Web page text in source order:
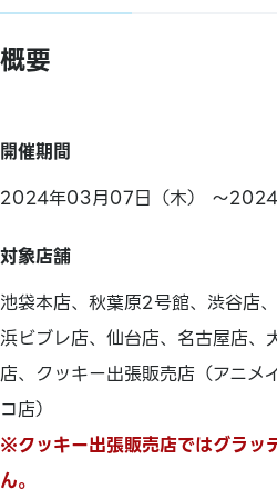
概要
開催期間
2024年03月07日（木） ～2024
対象店舗
池袋本店、秋葉原2号館、渋谷店
浜ビブレ店、仙台店、名古屋店、
店、クッキー出張販売店（アニメ
コ店）
※クッキー出張販売店ではグラッ
ん。